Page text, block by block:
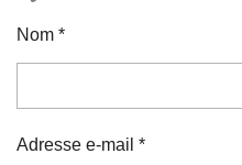
Nom *
Adresse e-mail *